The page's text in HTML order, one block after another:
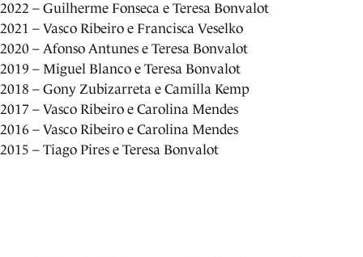
2022 – Guilherme Fonseca e Teresa Bonvalot
2021 – Vasco Ribeiro e Francisca Veselko
2020 – Afonso Antunes e Teresa Bonvalot
2019 – Miguel Blanco e Teresa Bonvalot
2018 – Gony Zubizarreta e Camilla Kemp
2017 – Vasco Ribeiro e Carolina Mendes
2016 – Vasco Ribeiro e Carolina Mendes
2015 – Tiago Pires e Teresa Bonvalot